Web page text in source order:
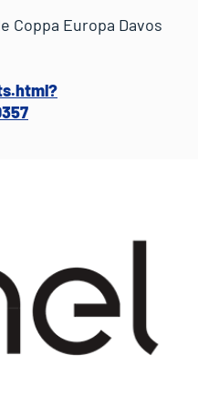
Coppa Europa Davos